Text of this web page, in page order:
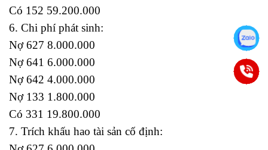
Có 152 59.200.000
6. Chi phí phát sinh:
Nợ 627 8.000.000
Nợ 641 6.000.000
Nợ 642 4.000.000
Nợ 133 1.800.000
Có 331 19.800.000
7. Trích khấu hao tài sản cố định: